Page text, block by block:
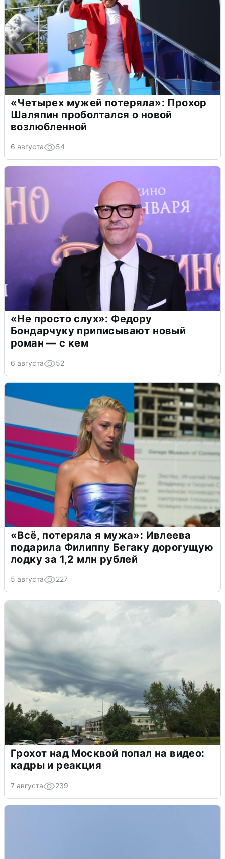
«Четырех мужей потеряла»: Прохор
Шаляпин проболтался о новой
возлюбленной
6 августа 54
«Не просто слух»: Федору
Бондарчуку приписывают новый
роман — с кем
6 августа 52
«Всё, потеряла я мужа»: Ивлеева
подарила Филиппу Бегаку дорогущую
лодку за 1,2 млн рублей
5 августа 227
Грохот над Москвой попал на видео:
кадры и реакция
7 августа 239